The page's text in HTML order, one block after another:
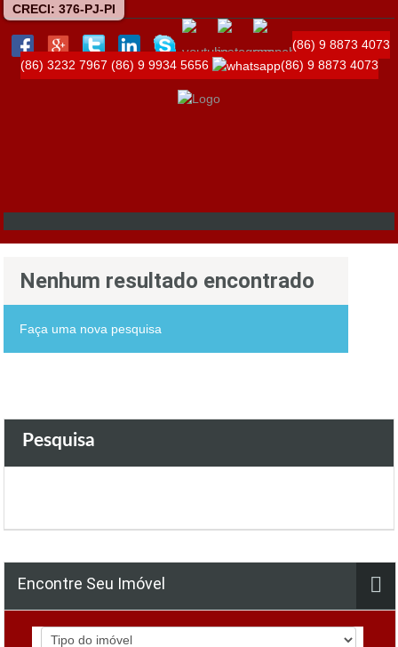
CRECI: 376-PJ-PI
(86) 9 8873 4073
(86) 3232 7967 (86) 9 9934 5656 (86) 9 8873 4073
Nenhum resultado encontrado
Faça uma nova pesquisa
Pesquisa
Encontre Seu Imóvel